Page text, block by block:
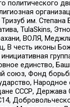
им.
TulaSkins,
ВОЛЯ,
В честь иконы
единство,
союз, Фонд
СССР, Держава